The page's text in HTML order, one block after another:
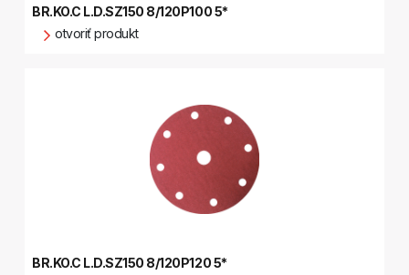
BR.KO.C L.D.SZ150 8/120P100 5*
otvoriť produkt
BR.KO.C L.D.SZ150 8/120P120 5*